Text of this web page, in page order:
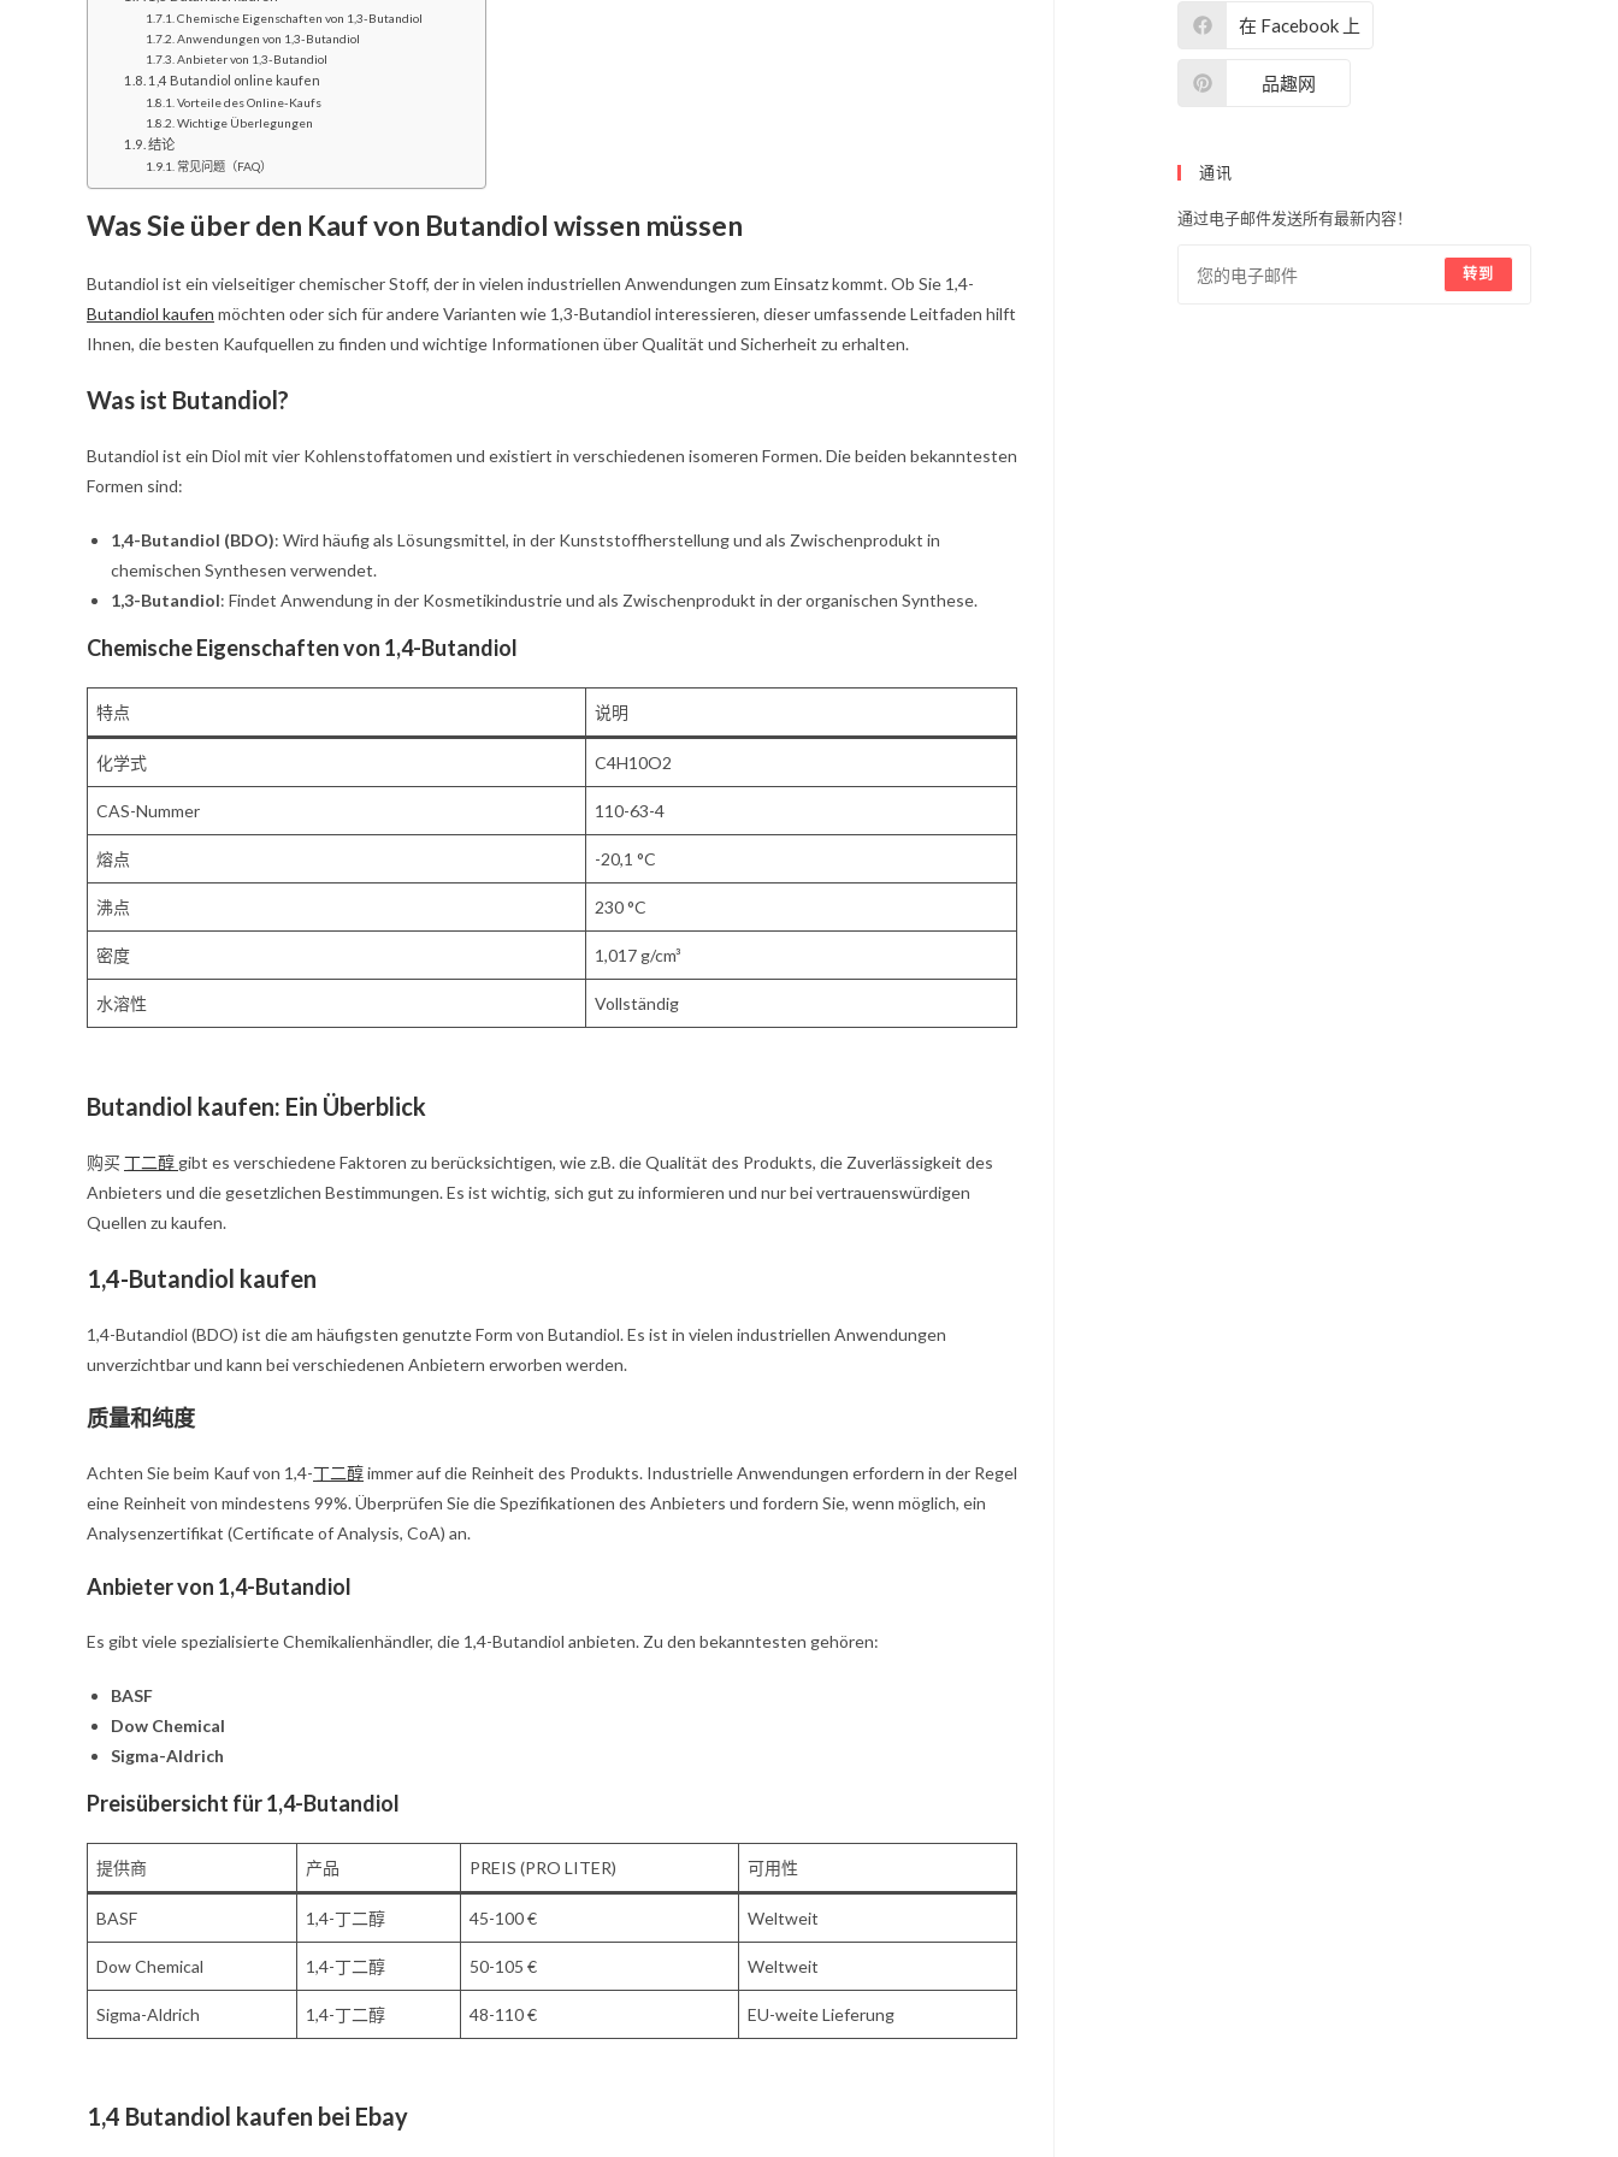
Chemische Eigenschaften von 1,3-Butandiol
Anwendungen von 1,3-Butandiol
Anbieter von 1,3-Butandiol
1,4 Butandiol online kaufen
Vorteile des Online-Kaufs
Wichtige Überlegungen
结论
常见问题（FAQ）
Was Sie über den Kauf von Butandiol wissen müssen
Butandiol ist ein vielseitiger chemischer Stoff, der in vielen industriellen Anwendungen zum Einsatz kommt. Ob Sie 1,4-
Butandiol kaufen möchten oder sich für andere Varianten wie 1,3-Butandiol interessieren, dieser umfassende Leitfaden hilft
Ihnen, die besten Kaufquellen zu finden und wichtige Informationen über Qualität und Sicherheit zu erhalten.
Was ist Butandiol?
Butandiol ist ein Diol mit vier Kohlenstoffatomen und existiert in verschiedenen isomeren Formen. Die beiden bekanntesten
Formen sind:
1,4-Butandiol (BDO): Wird häufig als Lösungsmittel, in der Kunststoffherstellung und als Zwischenprodukt in
chemischen Synthesen verwendet.
1,3-Butandiol: Findet Anwendung in der Kosmetikindustrie und als Zwischenprodukt in der organischen Synthese.
Chemische Eigenschaften von 1,4-Butandiol
特点 说明
化学式 C4H10O2
CAS-Nummer 110-63-4
熔点 -20,1 °C
沸点 230 °C
密度 1,017 g/cm³
水溶性 Vollständig
Butandiol kaufen: Ein Überblick
购买 丁二醇 gibt es verschiedene Faktoren zu berücksichtigen, wie z.B. die Qualität des Produkts, die Zuverlässigkeit des
Anbieters und die gesetzlichen Bestimmungen. Es ist wichtig, sich gut zu informieren und nur bei vertrauenswürdigen
Quellen zu kaufen.
1,4-Butandiol kaufen
1,4-Butandiol (BDO) ist die am häufigsten genutzte Form von Butandiol. Es ist in vielen industriellen Anwendungen
unverzichtbar und kann bei verschiedenen Anbietern erworben werden.
质量和纯度
Achten Sie beim Kauf von 1,4-丁二醇immer auf die Reinheit des Produkts. Industrielle Anwendungen erfordern in der Regel
eine Reinheit von mindestens 99%. Überprüfen Sie die Spezifikationen des Anbieters und fordern Sie, wenn möglich, ein
Analysenzertifikat (Certificate of Analysis, CoA) an.
Anbieter von 1,4-Butandiol
Es gibt viele spezialisierte Chemikalienhändler, die 1,4-Butandiol anbieten. Zu den bekanntesten gehören:
BASF
Dow Chemical
Sigma-Aldrich
Preisübersicht für 1,4-Butandiol
提供商 产品 PREIS (PRO LITER) 可用性
BASF 1,4-丁二醇 45-100 € Weltweit
Dow Chemical 1,4-丁二醇 50-105 € Weltweit
Sigma-Aldrich 1,4-丁二醇 48-110 € EU-weite Lieferung
1,4 Butandiol kaufen bei Ebay
在 Facebook 上
品趣网
通讯
通过电子邮件发送所有最新内容！
转到